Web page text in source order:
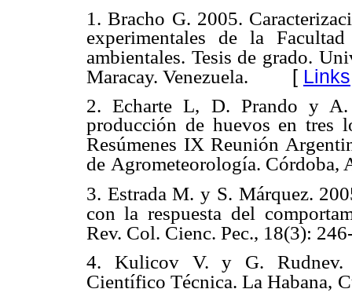
1. Bracho G. 2005.
experimentales de la
ambientales. Tesis de grado.
Maracay. Venezuela. [ Links
2. Echarte L, D. Prando y
producción de huevos en tres
Resúmenes IX Reunión
de Agrometeorología. Córdoba,
3. Estrada M. y S. Márquez.
con la respuesta del
Rev. Col. Cienc. Pec., 18(3):
4. Kulicov V. y G. Rudnev.
Científico Técnica. La Habana,